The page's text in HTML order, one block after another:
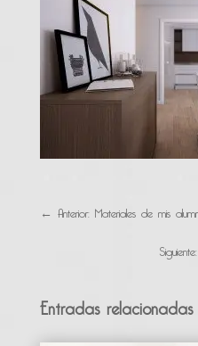
← Anterior: Materiales de mis
Entradas relacionadas